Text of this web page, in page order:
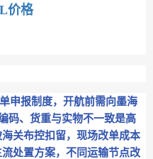
价格
申报制度，开航前需向墨海
码、货重与实物不一致是高
关布控扣留，现场改单成本
处置方案，不同运输节点改